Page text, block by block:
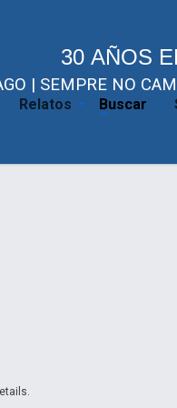
30 AÑOS
| SEMPRE NO
Relatos Buscar